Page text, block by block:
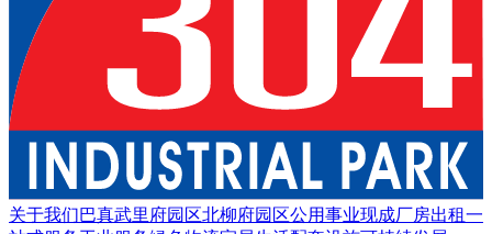
关于我们巴真武里府园区北柳府园区公用事业现成厂房出租一